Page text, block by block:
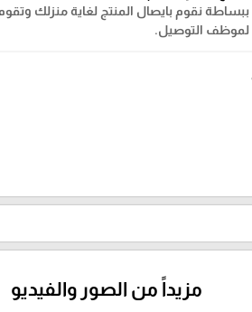
ببساطة نقوم بايصال المنتج لغاية منزلك
لموظف التوصيل.
مزيداً من الصور والفيديو